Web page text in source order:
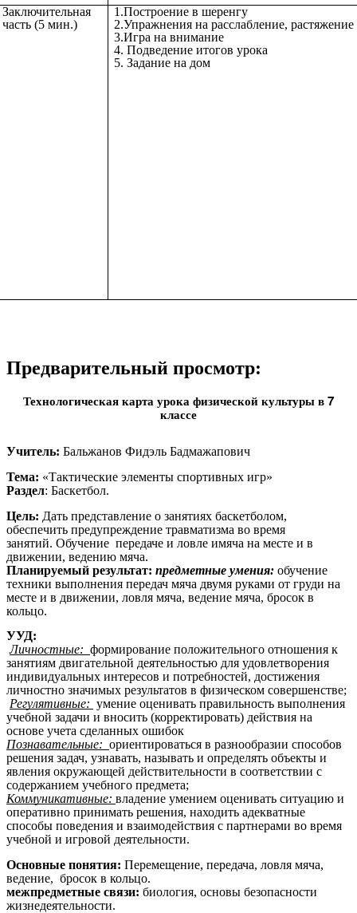
Заключительная
часть (5 мин.)
1.Построение в шеренгу
2.Упражнения на расслабление, растяжение
3.Игра на внимание
4. Подведение итогов урока
5. Задание на дом
Предварительный просмотр:
Технологическая карта урока физической культуры в 7
классе
Учитель: Бальжанов Фидэль Бадмажапович
Тема: «Тактические элементы спортивных игр»
Раздел: Баскетбол.
Цель: Дать представление о занятиях баскетболом,
обеспечить предупреждение травматизма во время
занятий. Обучение передаче и ловле имяча на месте и в
движении, ведению мяча.
Планируемый результат: предметные умения: обучение
техники выполнения передач мяча двумя руками от груди на
месте и в движении, ловля мяча, ведение мяча, бросок в
кольцо.
УУД:
Личностные: формирование положительного отношения к
занятиям двигательной деятельностью для удовлетворения
индивидуальных интересов и потребностей, достижения
личностно значимых результатов в физическом совершенстве;
Регулятивные: умение оценивать правильность выполнения
учебной задачи и вносить (корректировать) действия на
основе учета сделанных ошибок
Познавательные: ориентироваться в разнообразии способов
решения задач, узнавать, называть и определять объекты и
явления окружающей действительности в соответствии с
содержанием учебного предмета;
Коммуникативные: владение умением оценивать ситуацию и
оперативно принимать решения, находить адекватные
способы поведения и взаимодействия с партнерами во время
учебной и игровой деятельности.
Основные понятия: Перемещение, передача, ловля мяча,
ведение, бросок в кольцо.
межпредметные связи: биология, основы безопасности
жизнедеятельности.